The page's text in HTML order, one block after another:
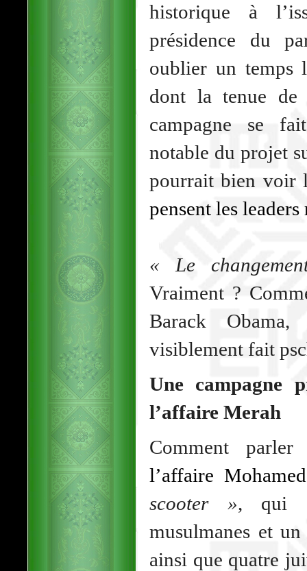
historique à
présidence du
oublier un temps
dont la tenue de
campagne se
notable du projet
pourrait bien voir
pensent les
« Le
Vraiment ?
Barack
visiblement fait
Une campagne
l’affaire Merah
Comment
l’affaire
scooter », qui
musulmanes et
ainsi que quatre